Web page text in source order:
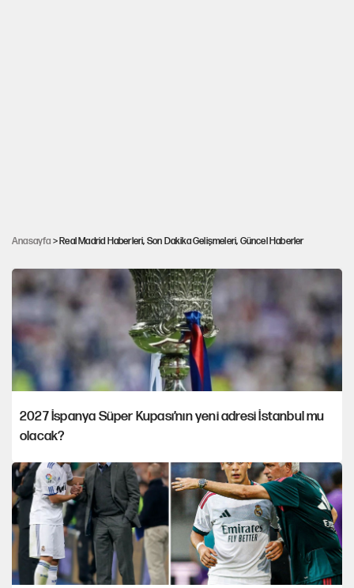
Anasayfa > Real Madrid Haberleri, Son Dakika Gelişmeleri, Güncel Haberler
etkileyen şey...'
2027 İspanya Süper Kupası’nın yeni adresi İstanbul mu
olacak?